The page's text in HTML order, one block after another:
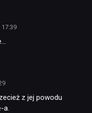
z jej powodu
a.